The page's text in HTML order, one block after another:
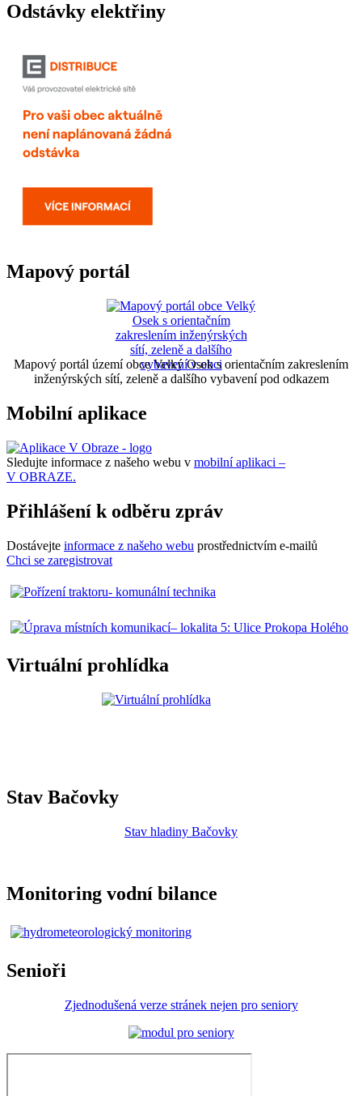
Odstávky elektřiny
Mapový portál
Mapový portál území obce Velký Osek s orientačním zakreslením
inženýrských sítí, zeleně a dalšího vybavení pod odkazem
Mobilní aplikace
Sledujte informace z našeho webu v mobilní aplikaci –
V OBRAZE.
Přihlášení k odběru zpráv
Dostávejte informace z našeho webu prostřednictvím e-mailů
Chci se zaregistrovat
Virtuální prohlídka
Stav Bačovky
Stav hladiny Bačovky
Monitoring vodní bilance
Senioři
Zjednodušená verze stránek nejen pro seniory